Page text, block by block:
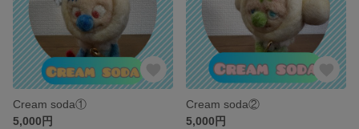
Cream soda①
5,000円
Cream soda②
5,000円